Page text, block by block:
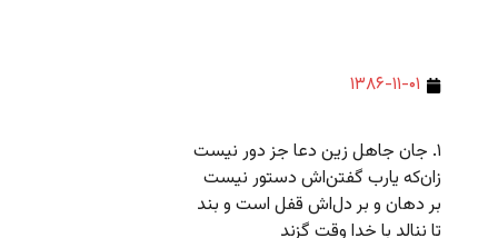
۱۳۸۶-۱۱-۰۱
۱. جان جاهل زین دعا جز دور نیست
زان‌که یارب گفتن‌اش دستور نیست
بر دهان و بر دل‌اش قفل است و بند
تا ننالد با خدا وقت گزند